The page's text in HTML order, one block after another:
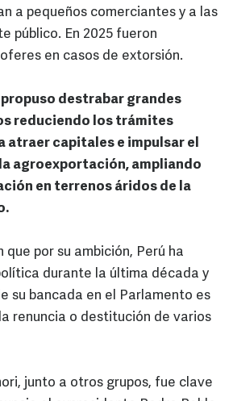
a pequeños comerciantes y a las
público. En 2025 fueron
en casos de extorsión.
destrabar grandes
reduciendo los trámites
atraer capitales e impulsar el
agroexportación, ampliando
en terrenos áridos de la
que por su ambición, Perú ha
durante la última década y
su bancada en el Parlamento es
renuncia o destitución de varios
junto a otros grupos, fue clave